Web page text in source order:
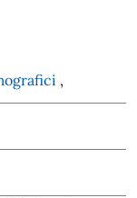
,